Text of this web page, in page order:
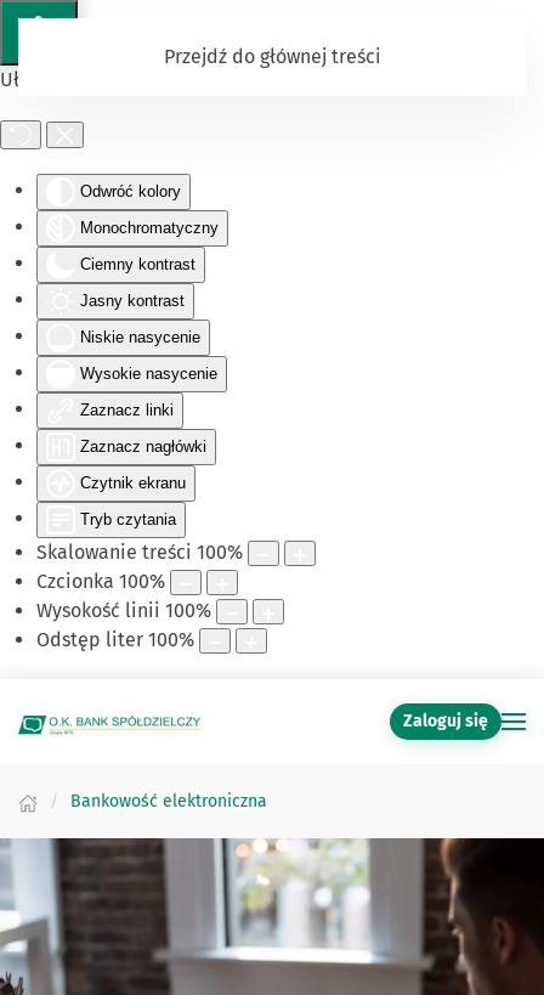
Ułatwienia dostępu
Odwróć kolory
Monochromatyczny
Ciemny kontrast
Jasny kontrast
Niskie nasycenie
Wysokie nasycenie
Zaznacz linki
Zaznacz nagłówki
Czytnik ekranu
Tryb czytania
Skalowanie treści 100%
Czcionka 100%
Wysokość linii 100%
Odstęp liter 100%
Przejdź do głównej treści
Zaloguj się
Bankowość elektroniczna